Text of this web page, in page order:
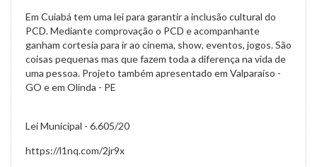
Em Cuiabá tem uma lei para garantir a inclusão cultural do
PCD. Mediante comprovação o PCD e acompanhante
ganham cortesia para ir ao cinema, show, eventos, jogos. São
coisas pequenas mas que fazem toda a diferença na vida de
uma pessoa. Projeto também apresentado em Valparaíso -
GO e em Olinda - PE
Lei Municipal - 6.605/20
https://l1nq.com/2jr9x